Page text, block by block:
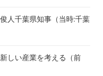
人千葉県知事（当時:千葉
しい産業を考える（前